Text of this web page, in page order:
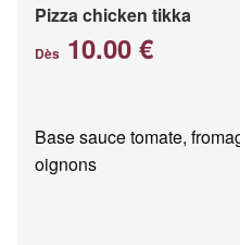
Pizza chicken tikka
Dès 10.00 €
Base sauce tomate,
oignons